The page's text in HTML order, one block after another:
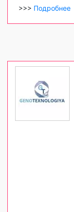
>>> Подробнее